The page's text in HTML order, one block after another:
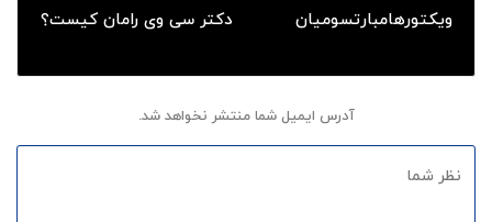
ویکتورهامبارتسومیان دکتر سی وی رامان کیست؟
آدرس ایمیل شما منتشر نخواهد شد.